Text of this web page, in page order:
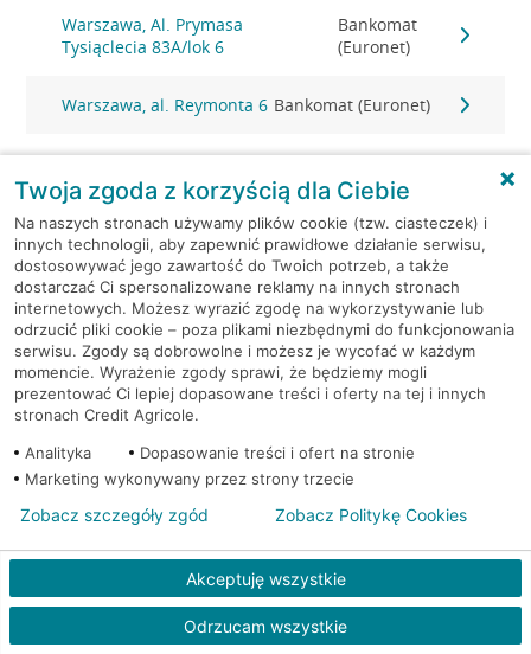
Warszawa, Al. Prymasa
Tysiąclecia 83A/lok 6
Bankomat
(Euronet)
Warszawa, al. Reymonta 6 Bankomat (Euronet)
Warszawa, al. Rzeczypospolitej
14
Bankomat
(Euronet)
Warszawa, al. Rzeczypospolitej
17
Bankomat
(Euronet)
Warszawa, al. Rzeczypospolitej
29
Bankomat
(Euronet)
Warszawa, al. Stanów
Zjednoczonych 20A
Bankomat
Warszawa, al. Stanów
Zjednoczonych 72
Bankomat
(Euronet)
Warszawa, Al.Stanów
Zjednoczonych 72/21
Bankomat (Planet
Cash)
Warszawa, al. Wilanowska Bankomat
Twoja zgoda z korzyścią dla Ciebie
Na naszych stronach używamy plików cookie (tzw. ciasteczek) i
innych technologii, aby zapewnić prawidłowe działanie serwisu,
dostosowywać jego zawartość do Twoich potrzeb, a także
dostarczać Ci spersonalizowane reklamy na innych stronach
internetowych. Możesz wyrazić zgodę na wykorzystywanie lub
odrzucić pliki cookie – poza plikami niezbędnymi do funkcjonowania
serwisu. Zgody są dobrowolne i możesz je wycofać w każdym
momencie. Wyrażenie zgody sprawi, że będziemy mogli
prezentować Ci lepiej dopasowane treści i oferty na tej i innych
stronach Credit Agricole.
Analityka
Dopasowanie treści i ofert na stronie
Marketing wykonywany przez strony trzecie
Akceptuję wszystkie
Odrzucam wszystkie
Zobacz szczegóły zgód Zobacz Politykę Cookies